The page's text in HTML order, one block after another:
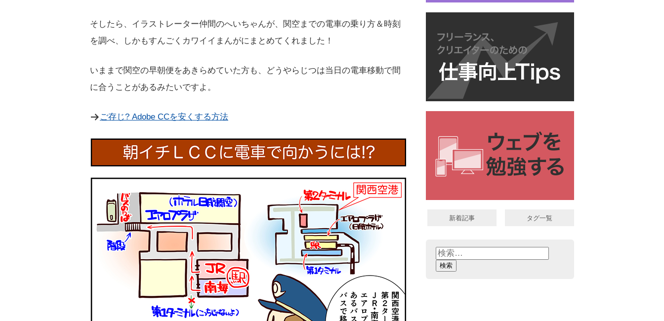
そしたら、イラストレーター仲間のへいちゃんが、関空までの電車の乗り方＆時刻
を調べ、しかもすんごくカワイイまんがにまとめてくれました！
いままで関空の早朝便をあきらめていた方も、どうやらじつは当日の電車移動で間
に合うことがあるみたいですよ。
ご存じ? Adobe CCを安くする方法
新着記事 タグ一覧
検
索: